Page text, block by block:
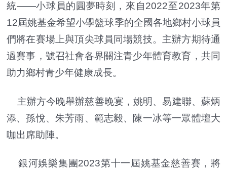
統——小球員的圓夢時刻，來自2022至2023年第
12屆姚基金希望小學籃球季的全國各地鄉村小球員
們將在賽場上與頂尖球員同場競技。主辦方期待通
過賽事，號召社會各界關注青少年體育教育，共同
助力鄉村青少年健康成長。
主辦方今晚舉辦慈善晚宴，姚明、易建聯、蘇炳
添、孫悅、朱芳雨、範志毅、陳一冰等一眾體壇大
咖出席助陣。
銀河娛樂集團2023第十一屆姚基金慈善賽，將